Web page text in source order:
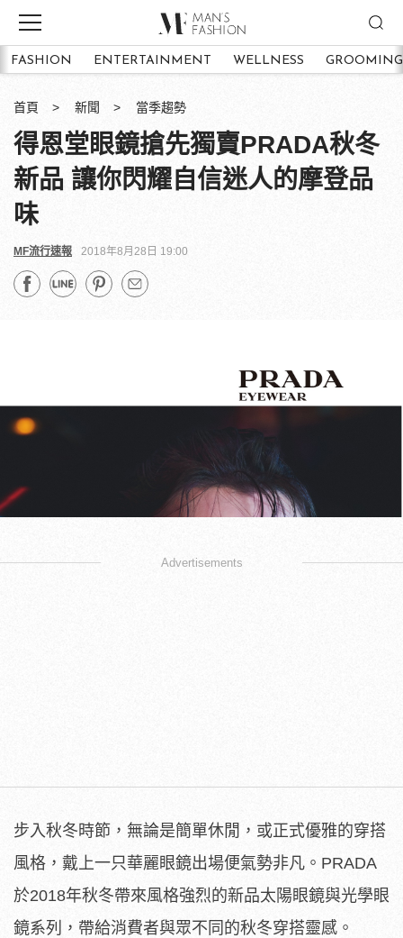
FASHION ENTERTAINMENT WELLNESS GROOMING
首頁 新聞 當季趨勢
得恩堂眼鏡搶先獨賣PRADA秋冬
新品 讓你閃耀自信迷人的摩登品
味
MF流行速報 2018年8月28日 19:00
Advertisements
步入秋冬時節，無論是簡單休閒，或正式優雅的穿搭
風格，戴上一只華麗眼鏡出場便氣勢非凡。PRADA
於2018年秋冬帶來風格強烈的新品太陽眼鏡與光學眼
鏡系列，帶給消費者與眾不同的秋冬穿搭靈感。